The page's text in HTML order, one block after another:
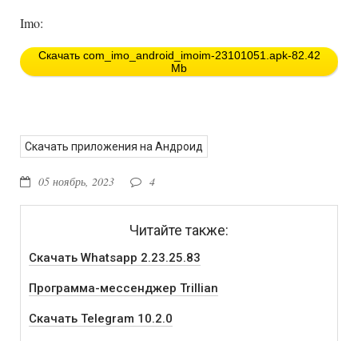
Imo:
Скачать com_imo_android_imoim-23101051.apk-82.42
Mb
Скачать приложения на Андроид
05 ноябрь, 2023 4
Читайте также:
Скачать Whatsapp 2.23.25.83
Программа-мессенджер Trillian
Скачать Telegram 10.2.0